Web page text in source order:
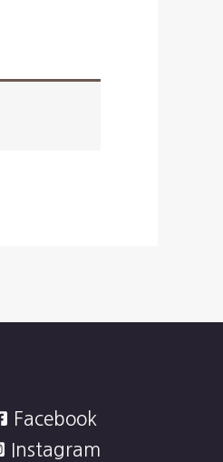
Facebook
Instagram